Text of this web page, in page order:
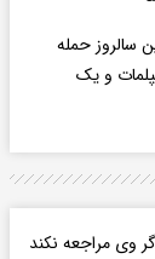
سالروز حمله
ایران در مزار شریف/ 8 دیپلمات و یک
وی مراجعه نکند